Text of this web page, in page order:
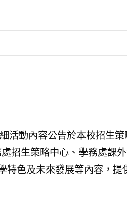
活動內容公告於本校招生
招生策略中心、學務處課
特色及未來發展等內容，提